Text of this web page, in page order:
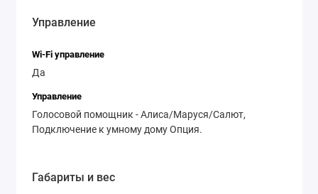
Управление
Wi-Fi управление
Да
Управление
Голосовой помощник - Алиса/Маруся/Салют,
Подключение к умному дому Опция.
Габариты и вес